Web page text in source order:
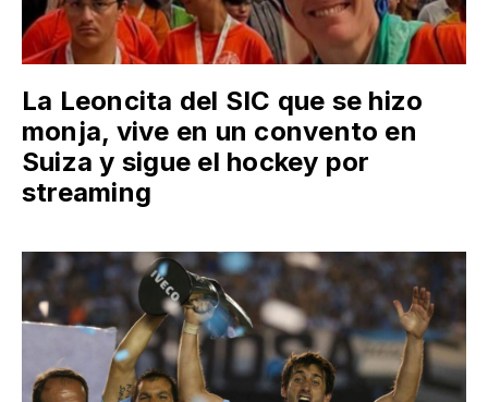
La Leoncita del SIC que se hizo
monja, vive en un convento en
Suiza y sigue el hockey por
streaming